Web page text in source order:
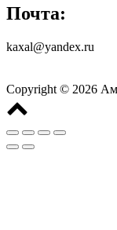
Почта:
kaxal@yandex.ru
Copyright © 2026
Scroll
to
top